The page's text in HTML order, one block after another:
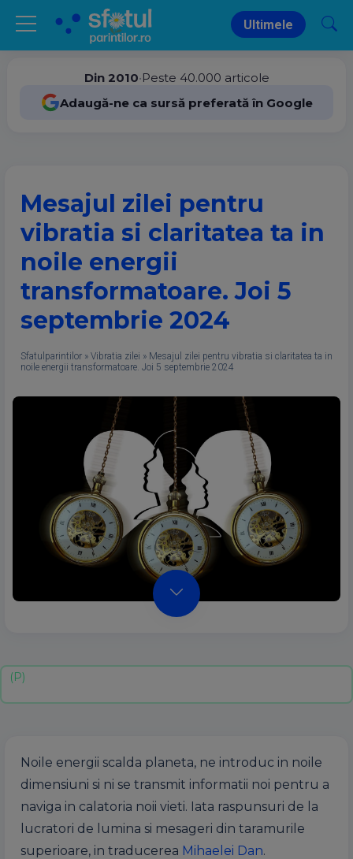
Ultimele
Din 2010•Peste 40.000 articole
Adaugă-ne ca sursă preferată în Google
Mesajul zilei pentru
vibratia si claritatea ta in
noile energii
transformatoare. Joi 5
septembrie 2024
Sfatulparintilor » Vibratia zilei » Mesajul zilei pentru vibratia si claritatea ta in
noile energii transformatoare. Joi 5 septembrie 2024
Noile energii scalda planeta, ne introduc in noile
dimensiuni si ni se transmit informatii noi pentru a
naviga in calatoria noii vieti. Iata raspunsuri de la
lucratori de lumina si mesageri din taramurile
superioare, in traducerea Mihaelei Dan.